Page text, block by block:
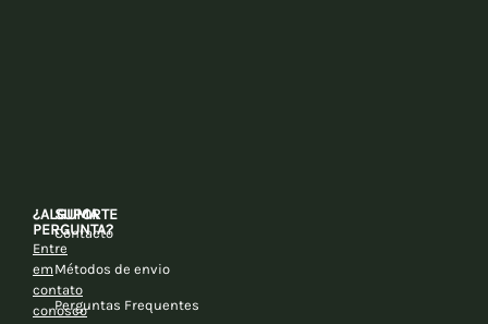
¿ALGUMA
PERGUNTA?
Entre
em
contato
conosco
SUPORTE
Contacto
Métodos de envio
Perguntas Frequentes